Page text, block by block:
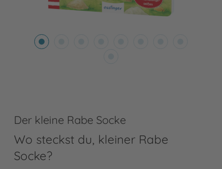
Der kleine Rabe Socke
Wo steckst du, kleiner Rabe
Socke?